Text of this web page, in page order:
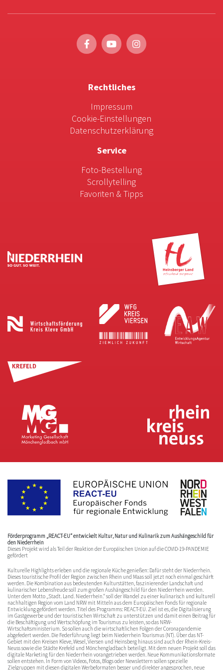
Rechtliches
Impressum
Cookie-Einstellungen
Datenschutzerklärung
Service
Foto-Bestellung
Scrollytelling
Favoriten & Tipps
Förderprogramm „REACT-EU“ entwickelt Kultur, Natur und Kulinarik zum Aushängeschild für
den Niederrhein
Dieses Projekt wird als Teil der Reaktion der Europäischen Union auf die COVID-19-PANDEMIE
gefördert
Kulturelle Highlights erleben und die regionale Küche genießen: Dafür steht der Niederrhein.
Dieses touristische Profil der Region zwischen Rhein und Maas soll jetzt noch einmal geschärft
werden. Die Kombination aus bedeutenden Kulturstätten, faszinierender Landschaft und
kulinarischer Lebensfreude soll zum großen Aushängeschild für den Niederrhein werden.
Unter dem Motto „Stadt. Land. Niederrhein.“ soll der Wandel zu einer kulinarisch und kulturell
nachhaltigen Region vom Land NRW mit Mitteln aus dem Europäischen Fonds für regionale
Entwicklung gefördert werden. Titel des Programms: REACT-EU. Ziel ist es, die Digitalisierung
im Gastgewerbe und der touristischen Wirtschaft zu unterstützen und damit einen Beitrag für
die Beschäftigung und Wertschöpfung im Tourismus zu leisten, so das NRW-
Wirtschaftsministerium. So sollen auch die wirtschaftlichen Folgen der Coronapandemie
abgefedert werden. Die Federführung liegt beim Niederrhein Tourismus (NT). Über das NT-
Gebiet mit den Kreisen Kleve, Wesel, Viersen und Heinsberg hinaus sind auch der Rhein-Kreis-
Neuss sowie die Städte Krefeld und Mönchengladbach beteiligt. Mit dem neuen Projekt soll das
digitale Marketing für den Niederrhein vorangetrieben werden. Neue Kommunikationsformate
sollen entstehen. In Form von Videos, Fotos, Blogs oder Newslettern sollen spezielle
Zielgruppen mit diesen digitalen Werbeformaten besser und direkter angesprochen, neue